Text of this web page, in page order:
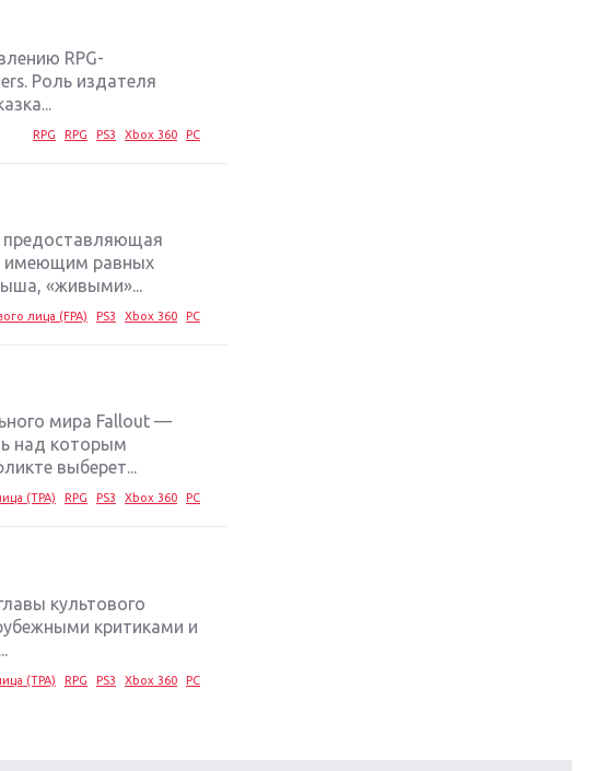
RPG-
Роль издателя
RPG RPG PS3 Xbox 360 PC
предоставляющая
имеющим равных
«живыми»...
лица (FPA) PS3 Xbox 360 PC
мира Fallout —
над которым
выберет...
(TPA) RPG PS3 Xbox 360 PC
культового
критиками и
(TPA) RPG PS3 Xbox 360 PC